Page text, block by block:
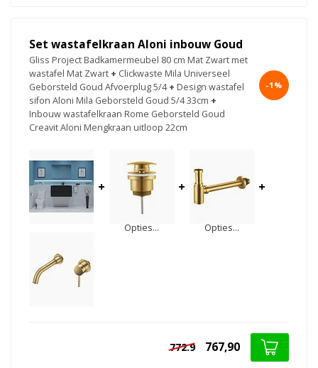
Set wastafelkraan Aloni inbouw Goud
Gliss Project Badkamermeubel 80 cm Mat Zwart met
wastafel Mat Zwart + Clickwaste Mila Universeel
Geborsteld Goud Afvoerplug 5/4 + Design wastafel
sifon Aloni Mila Geborsteld Goud 5/4 33cm +
Inbouw wastafelkraan Rome Geborsteld Goud
Creavit Aloni Mengkraan uitloop 22cm
-1%
+
Opties...
+
Opties...
+
772.9 767,90